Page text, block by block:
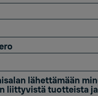
lähettämään
liittyvistä tuotteista ja